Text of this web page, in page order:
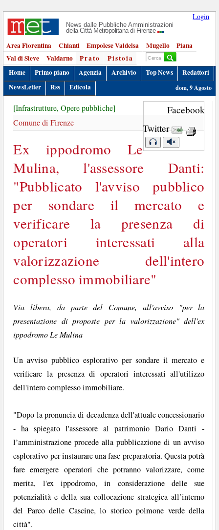
Login
News dalle Pubbliche Amministrazioni
della Città Metropolitana di Firenze
Area Fiorentina Chianti Empolese Valdelsa Mugello
Piana
Val di Sieve
Valdarno Prato
Pistoia
Home
Primo piano Agenzia Archivio Top News
Redattori
NewsLetter
Rss Edicola dom, 9 Agosto
Facebook
Twitter
[Infrastrutture, Opere pubbliche]
Comune di Firenze
Ex ippodromo Le
Mulina, l'assessore Danti:
"Pubblicato l'avviso pubblico
per sondare il mercato e
verificare la presenza di
operatori interessati alla
valorizzazione dell'intero
complesso immobiliare"
Via libera, da parte del Comune, all'avviso "per la
presentazione di proposte per la valorizzazione" dell'ex
ippodromo Le Mulina
Un avviso pubblico esplorativo per sondare il mercato e
verificare la presenza di operatori interessati all'utilizzo
dell'intero complesso immobiliare.
"Dopo la pronuncia di decadenza dell'attuale concessionario
- ha spiegato l'assessore al patrimonio Dario Danti -
l’amministrazione procede alla pubblicazione di un avviso
esplorativo per instaurare una fase preparatoria. Questa potrà
fare emergere operatori che potranno valorizzare, come
merita, l'ex ippodromo, in considerazione delle sue
potenzialità e della sua collocazione strategica all’interno
del Parco delle Cascine, lo storico polmone verde della
città".